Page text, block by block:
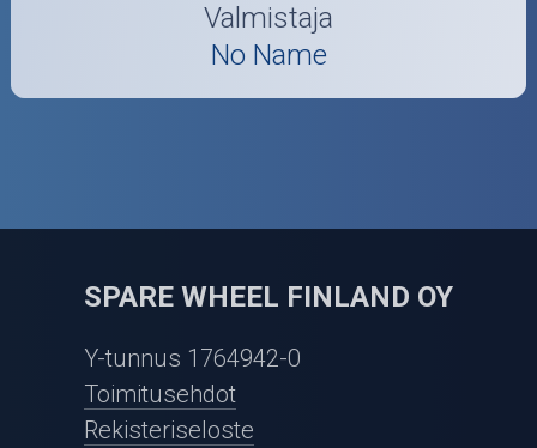
Valmistaja
No Name
SPARE WHEEL FINLAND OY
Y-tunnus 1764942-0
Toimitusehdot
Rekisteriseloste